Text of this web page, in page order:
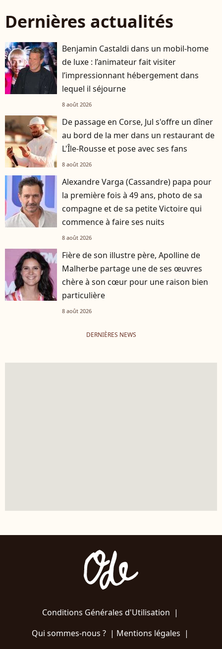
Dernières actualités
Benjamin Castaldi dans un mobil-home
de luxe : l’animateur fait visiter
l’impressionnant hébergement dans
lequel il séjourne
8 août 2026
De passage en Corse, Jul s'offre un dîner
au bord de la mer dans un restaurant de
L'Île-Rousse et pose avec ses fans
8 août 2026
Alexandre Varga (Cassandre) papa pour
la première fois à 49 ans, photo de sa
compagne et de sa petite Victoire qui
commence à faire ses nuits
8 août 2026
Fière de son illustre père, Apolline de
Malherbe partage une de ses œuvres
chère à son cœur pour une raison bien
particulière
8 août 2026
DERNIÈRES NEWS
Conditions Générales d'Utilisation |
Qui sommes-nous ?| Mentions légales |